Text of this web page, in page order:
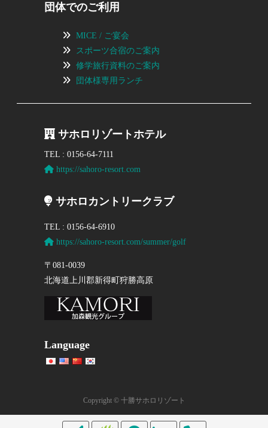
団体でのご利用
MICE / ご宴会
スポーツ合宿のご案内
修学旅行資料のご案内
団体様専用ランチ
サホロリゾートホテル
TEL : 0156-64-7111
https://sahoro-resort.com
サホロカントリークラブ
TEL : 0156-64-6910
https://sahoro-resort.com/summer/golf
〒081-0039
北海道上川郡新得町狩勝高原
Language
Copyright © 十勝サホロリゾート